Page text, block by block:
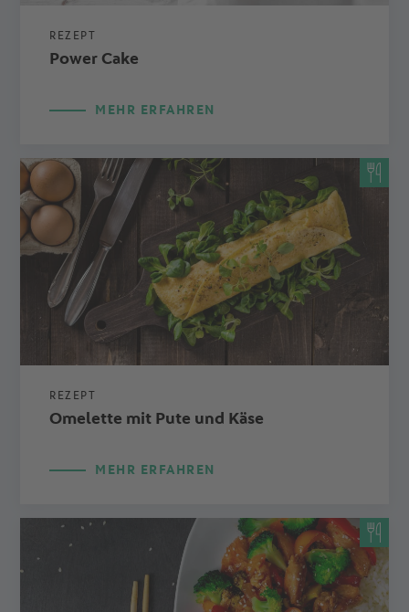
REZEPT
Power Cake
MEHR ERFAHREN
REZEPT
Omelette mit Pute und Käse
MEHR ERFAHREN